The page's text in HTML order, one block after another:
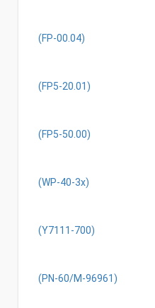
(FР-00.04)
(FР5-20.01)
(FР5-50.00)
(WР-40-3х)
(Y7111-700)
(РN-60/М-96961)